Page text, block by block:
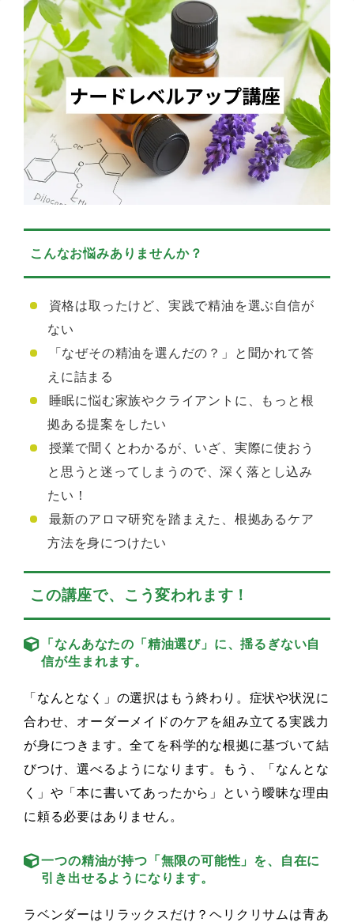
こんなお悩みありませんか？
資格は取ったけど、実践で精油を選ぶ自信が
ない
「なぜその精油を選んだの？」と聞かれて答
えに詰まる
睡眠に悩む家族やクライアントに、もっと根
拠ある提案をしたい
授業で聞くとわかるが、いざ、実際に使おう
と思うと迷ってしまうので、深く落とし込み
たい！
最新のアロマ研究を踏まえた、根拠あるケア
方法を身につけたい
この講座で、こう変われます！
「なんあなたの「精油選び」に、揺るぎない自
信が生まれます。
「なんとなく」の選択はもう終わり。症状や状況に
合わせ、オーダーメイドのケアを組み立てる実践力
が身につきます。全てを科学的な根拠に基づいて結
びつけ、選べるようになります。もう、「なんとな
く」や「本に書いてあったから」という曖昧な理由
に頼る必要はありません。
一つの精油が持つ「無限の可能性」を、自在に
引き出せるようになります。
ラベンダーはリラックスだけ？ヘリクリサムは青あ